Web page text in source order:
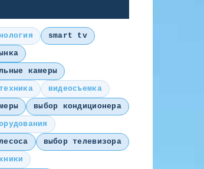
smart tv
камеры
видеосъемка
выбор кондиционера
выбор телевизора